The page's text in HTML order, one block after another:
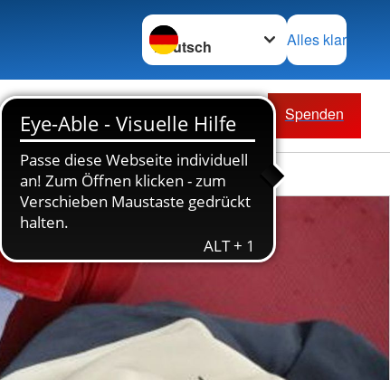
Sprache wechseln zu
Alles klar
Spenden